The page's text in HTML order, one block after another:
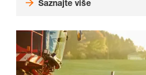
Saznajte više